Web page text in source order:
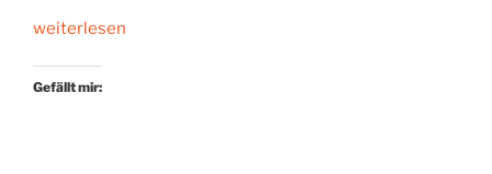
„Der
Ort“
weiterlesen
Gefällt mir: